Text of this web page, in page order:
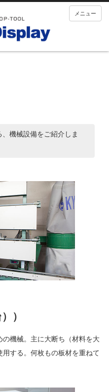
メニュー
機械設備をご紹介しま
）
機械。主に大断ち（材料を大
する。何枚もの板材を重ねて